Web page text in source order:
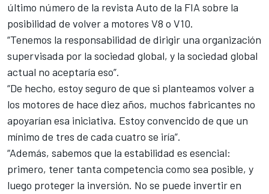
último número de la revista Auto de la FIA sobre la
posibilidad de volver a motores V8 o V10.
“Tenemos la responsabilidad de dirigir una organización
supervisada por la sociedad global, y la sociedad global
actual no aceptaría eso”.
“De hecho, estoy seguro de que si planteamos volver a
los motores de hace diez años, muchos fabricantes no
apoyarían esa iniciativa. Estoy convencido de que un
mínimo de tres de cada cuatro se iría”.
“Además, sabemos que la estabilidad es esencial:
primero, tener tanta competencia como sea posible, y
luego proteger la inversión. No se puede invertir en